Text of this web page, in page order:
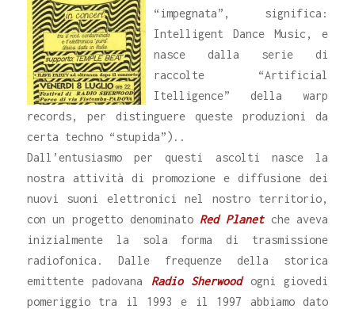
“impegnata”, significa:
Intelligent Dance Music, e
nasce dalla serie di
raccolte “Artificial
Itelligence” della warp
records, per distinguere queste produzioni da
certa techno “stupida”)..
Dall’entusiasmo per questi ascolti nasce la
nostra attività di promozione e diffusione dei
nuovi suoni elettronici nel nostro territorio,
con un progetto denominato Red Planetche aveva
inizialmente la sola forma di trasmissione
radiofonica. Dalle frequenze della storica
emittente padovana Radio Sherwoodogni giovedi
pomeriggio tra il 1993 e il 1997 abbiamo dato